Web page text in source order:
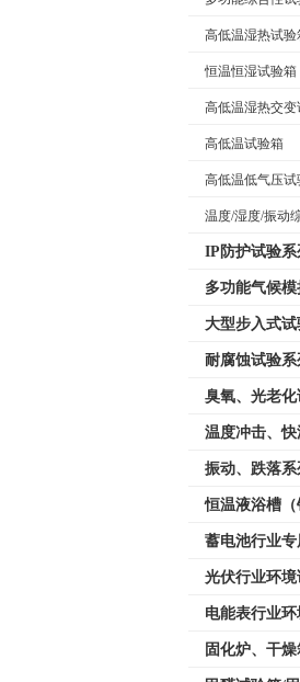
高低温湿热试验
恒温恒湿试验箱
高低温湿热交变
高低温试验箱
高低温低气压试
温度/湿度/振动
IP防护试验系
多功能气候
大型步入式试
耐腐蚀试验系
臭氧、光老化
温度冲击、快
振动、跌落系
恒温液浴槽（
蓄电池行业
光伏行业环
电能表行业
固化炉、干